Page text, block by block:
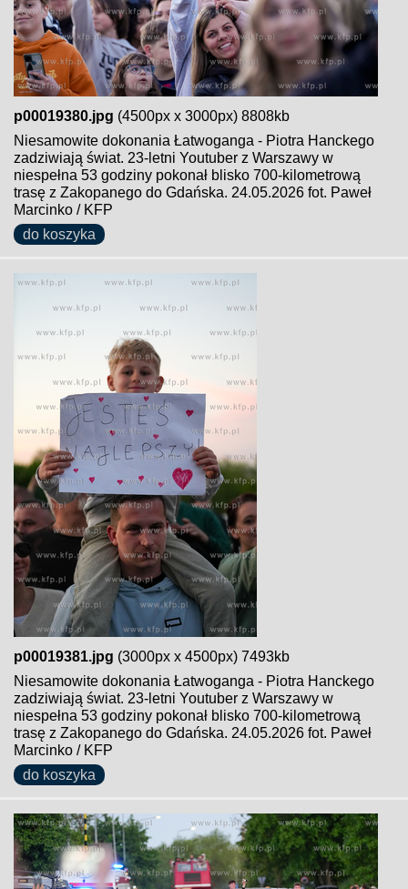
p00019380.jpg (4500px x 3000px) 8808kb
Niesamowite dokonania Łatwoganga - Piotra Hanckego
zadziwiają świat. 23-letni Youtuber z Warszawy w
niespełna 53 godziny pokonał blisko 700-kilometrową
trasę z Zakopanego do Gdańska. 24.05.2026 fot. Paweł
Marcinko / KFP
do koszyka
p00019381.jpg (3000px x 4500px) 7493kb
Niesamowite dokonania Łatwoganga - Piotra Hanckego
zadziwiają świat. 23-letni Youtuber z Warszawy w
niespełna 53 godziny pokonał blisko 700-kilometrową
trasę z Zakopanego do Gdańska. 24.05.2026 fot. Paweł
Marcinko / KFP
do koszyka